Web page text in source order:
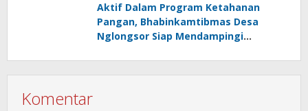
Aktif Dalam Program Ketahanan
Pangan, Bhabinkamtibmas Desa
Nglongsor Siap Mendampingi
Komentar